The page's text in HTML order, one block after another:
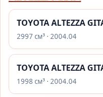
TOYOTA ALTEZZA
2997 см³ · 2004.04
TOYOTA ALTEZZA
1998 см³ · 2004.04